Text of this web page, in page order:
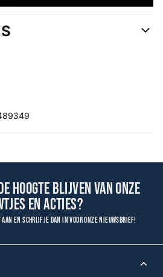
hoogte blijven van onze
en acties?
aan en schrijf je dan in voor onze nieuwsbrief!